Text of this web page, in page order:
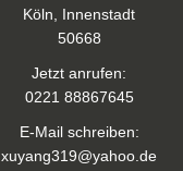
Köln, Innenstadt
50668
Jetzt anrufen:
0221 88867645
E-Mail schreiben:
xuyang319@yahoo.de